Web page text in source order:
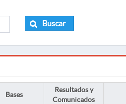
Buscar
Bases
Resultados y
Comunicados